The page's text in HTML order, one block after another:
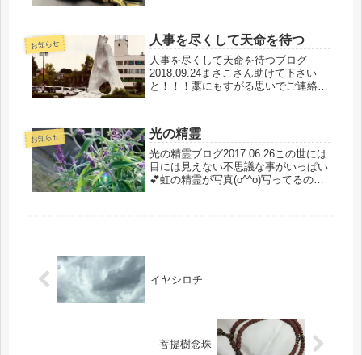
ルすることが出来ます。年齢に従い性
格が変わるということは、体力の衰え
と共に...
お知らせ 人事を尽くして天命を待つ
人事を尽くして天命を待つブログ
2018.09.24まさこさん助けて下さい
と！！！藁にもすがる思いでご連絡が
様の導きにより、尾道に行ってきたの
で、内容もかなり素敵💕神様...
お知らせ 光の精霊
光の精霊ブログ2017.06.26この世には
目には見えない不思議な事がいっぱい
💕虹の精霊が写真(o^^o)写ってるの発
イヤシロチ
菩提樹念珠